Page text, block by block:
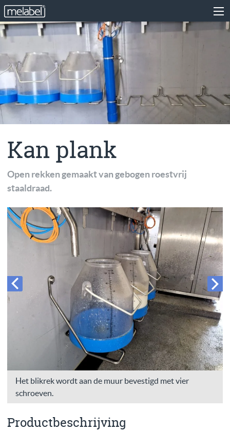
Kan plank
Open rekken gemaakt van gebogen roestvrij
staaldraad.
Het blikrek wordt aan de muur bevestigd met vier
schroeven.
Productbeschrijving